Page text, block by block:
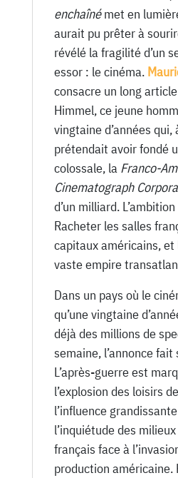
Décembre
1920
enchaînémet en
aurait pu prêter à
révélé la fragilité d’un
essor : le cinéma.
consacre un long
Himmel, ce jeune
vingtaine d’années qui,
prétendait avoir fondé
colossale, la Franco-
Cinematograph
d’un milliard.
Racheter les salles
capitaux américains,
vaste empire
Dans un pays où le
qu’une vingtaine
déjà des millions de
semaine, l’annonce
L’après-guerre est
l’explosion des loisirs
l’influence
l’inquiétude des
français face à
production américaine.